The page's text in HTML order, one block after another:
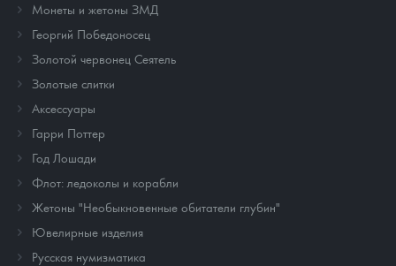
Монеты и жетоны ЗМД
Георгий Победоносец
Золотой червонец Сеятель
Золотые слитки
Аксессуары
Гарри Поттер
Год Лошади
Флот: ледоколы и корабли
Жетоны "Необыкновенные обитатели глубин"
Ювелирные изделия
Русская нумизматика